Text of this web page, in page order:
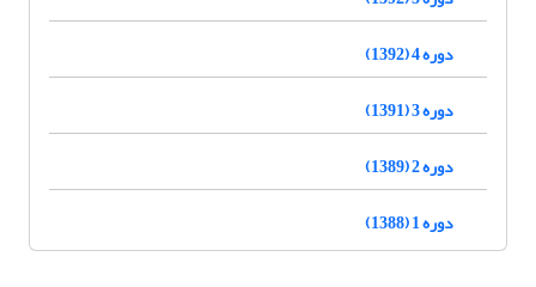
دوره 4 (1392)
دوره 3 (1391)
دوره 2 (1389)
دوره 1 (1388)